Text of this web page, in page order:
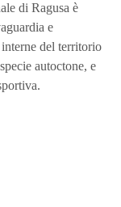
di Ragusa è
e
del territorio
autoctone, e